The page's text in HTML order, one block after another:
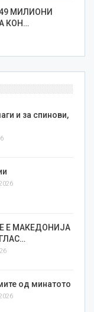
МИЛИОНИ
КОН…
и за спинови,
Е МАКЕДОНИЈА
од минатото